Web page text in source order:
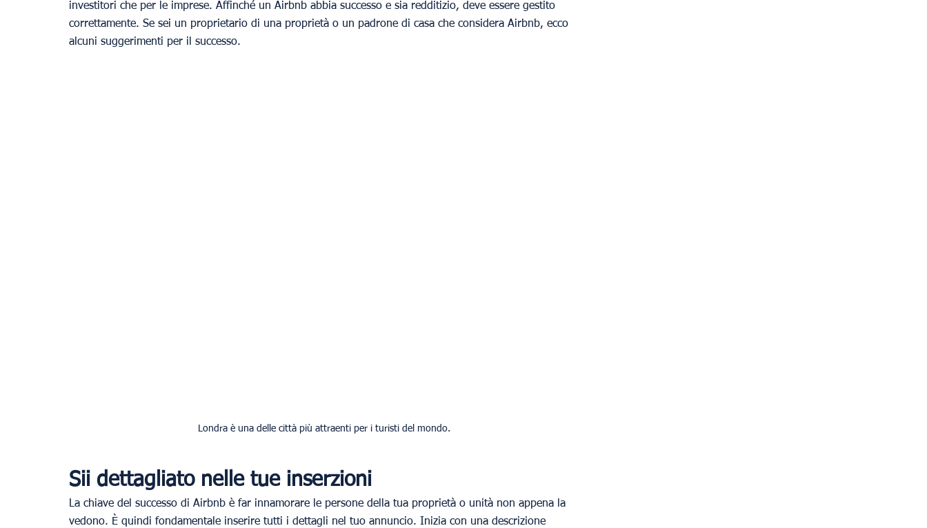
investitori che per le imprese. Affinché un Airbnb abbia successo e sia redditizio, deve essere gestito
correttamente. Se sei un proprietario di una proprietà o un padrone di casa che considera Airbnb, ecco
alcuni suggerimenti per il successo.
Londra è una delle città più attraenti per i turisti del mondo.
Sii dettagliato nelle tue inserzioni
La chiave del successo di Airbnb è far innamorare le persone della tua proprietà o unità non appena la
vedono. È quindi fondamentale inserire tutti i dettagli nel tuo annuncio. Inizia con una descrizione